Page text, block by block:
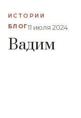
ИСТОРИИ
БЛОГ11 июля 2024
Вадим